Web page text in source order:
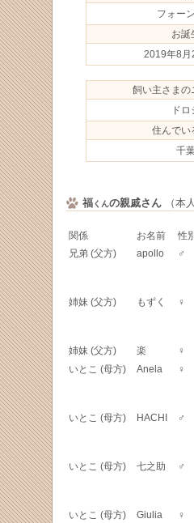
フォー
お誕
2019年8月
飼い主さまの
ドロ
住んでい
千
福くんの親戚さん（本
関係 お名前 性別
兄弟 (父方)
apollo ♂
姉妹 (父方) もずく ♀
姉妹 (父方) 楽 ♀
いとこ (母方) Anela ♀
いとこ (母方) HACHI ♂
いとこ (母方) 七之助 ♂
いとこ (母方) Giulia ♀